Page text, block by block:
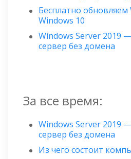
Бесплатно обновляем
Windows 10
Windows Server 2019
сервер без домена
За все время:
Windows Server 2019
сервер без домена
Из чего состоит